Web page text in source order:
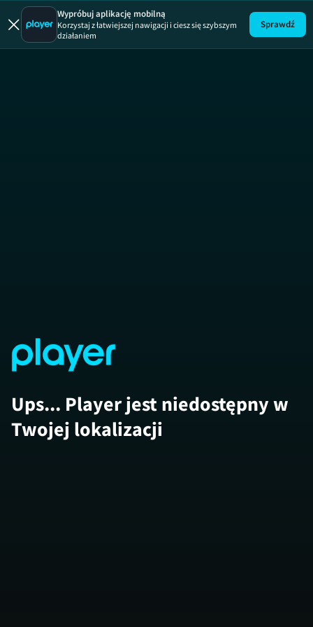
Zawodowcy
Wypróbuj aplikację mobilną
Korzystaj z łatwiejszej nawigacji i ciesz się szybszym
działaniem
Sprawdź
Ups... Player jest niedostępny w
Twojej lokalizacji